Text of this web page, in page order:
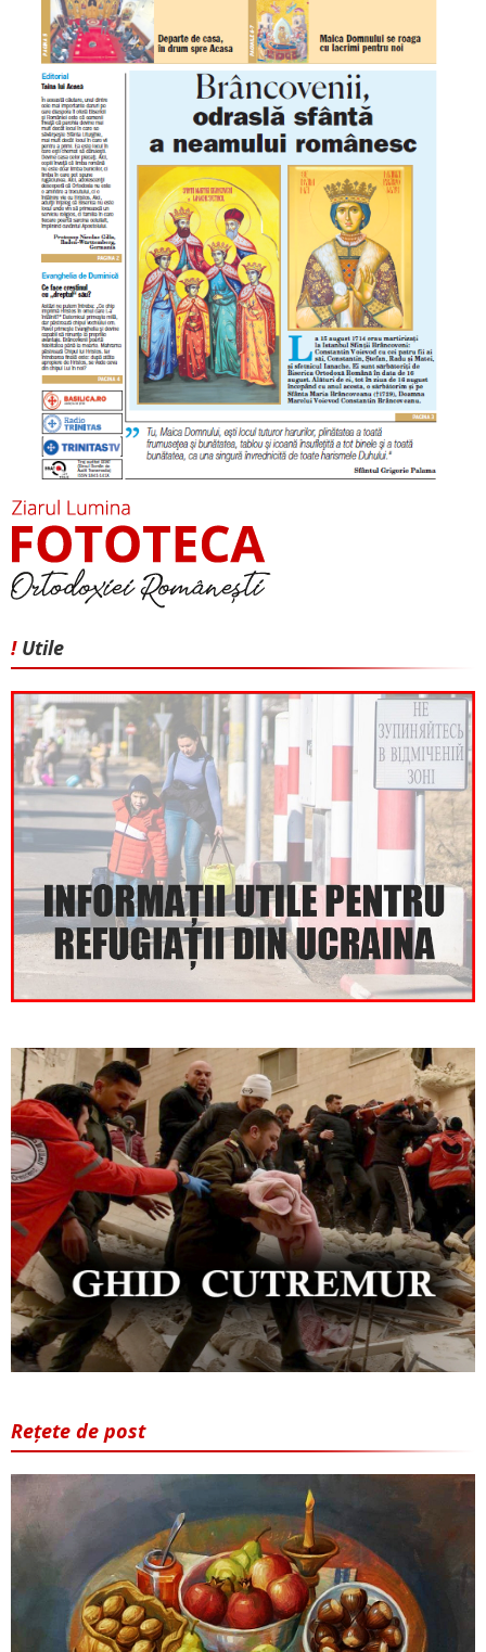
! Utile
Rețete de post